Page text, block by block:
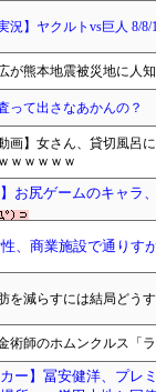
況】ヤクルトvs巨人 8/
が熊本地震被災地に人
って出さなあかんの？
動画】女さん、貸切風呂
ｗｗｗｗｗ
】お尻ゲームのキャラ
、商業施設で通りす
を減らすには結局どう
術師のホムンクルス「
カー】冨安健洋、プ